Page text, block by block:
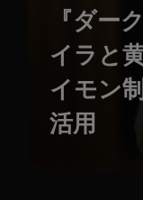
『ダー
イラと
イモン
活用